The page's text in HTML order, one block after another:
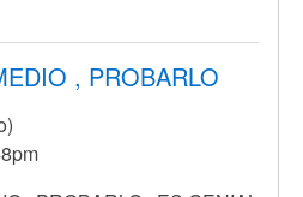
, PROBARLO